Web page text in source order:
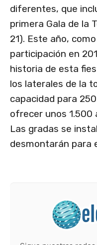
diferentes, que
primera Gala de la
21). Este año,
participación en
historia de esta
los laterales de la
capacidad para
ofrecer unos 1.500
Las gradas se
desmontarán para